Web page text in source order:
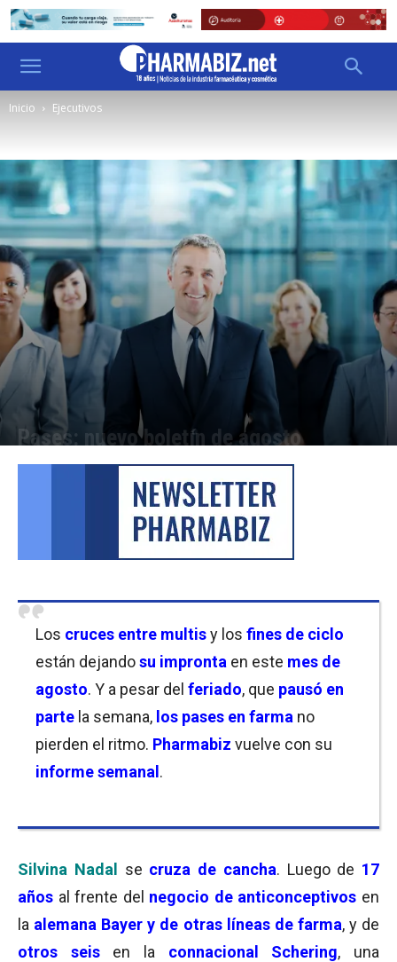
Inicio Ejecutivos
Pases: nuevo boletín de agosto
Por Equipo de Redacción - 19/08/2022 12:30
Los cruces entre multisy los fines de ciclo
están dejandosu impronta en este mes de
agosto. Y a pesar del feriado, que pausó en
parte la semana, los pases en farma no
pierden el ritmo. Pharmabiz vuelve con su
informe semanal .
Silvina Nadal se cruza de cancha. Luego de 17
años al frente del negocio de anticonceptivos en
la alemana Bayer y de otras líneas de farma, y de
otros seisen la connacional Schering, una